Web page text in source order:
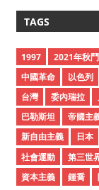
h
v
e
s
TAGS
1997 2021年秋鬥
中國革命
以色列
台灣
委內瑞拉
巴勒斯坦
帝國主
新自由主義
日本
社會運動
第三世
資本主義
鍾喬